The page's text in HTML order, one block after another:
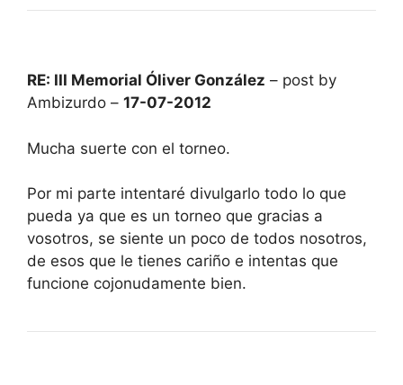
RE: III Memorial Óliver González – post by
Ambizurdo – 17-07-2012
Mucha suerte con el torneo.
Por mi parte intentaré divulgarlo todo lo que
pueda ya que es un torneo que gracias a
vosotros, se siente un poco de todos nosotros,
de esos que le tienes cariño e intentas que
funcione cojonudamente bien.